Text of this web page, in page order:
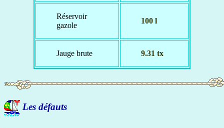
Réservoir
gazole
100 l
Jauge brute 9.31 tx
Les défauts